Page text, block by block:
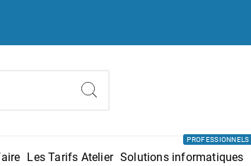
Les Tarifs Atelier Solutions informatiques
PROFESSIONNELS